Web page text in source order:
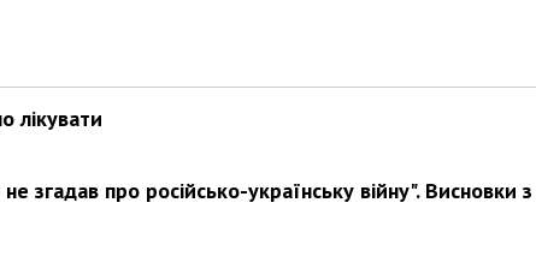
лікувати
згадав про російсько-українську війну". Висновки з